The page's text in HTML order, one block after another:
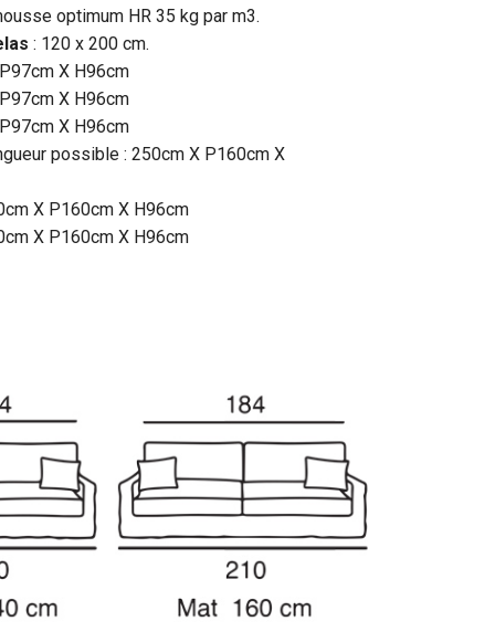
optimum HR 35 kg par m3.
: 120 x 200 cm.
X H96cm
X H96cm
X H96cm
possible : 250cm X P160cm X
X P160cm X H96cm
X P160cm X H96cm